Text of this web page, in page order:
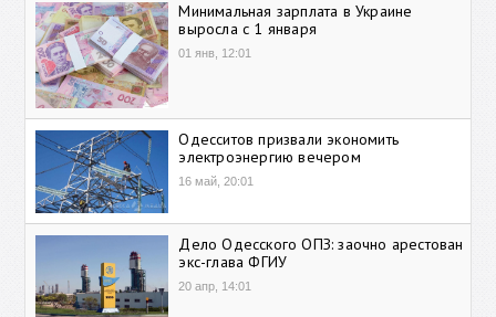
Минимальная зарплата в Украине
выросла с 1 января
01 янв, 12:01
Одесситов призвали экономить
электроэнергию вечером
16 май, 20:01
Дело Одесского ОПЗ: заочно арестован
экс-глава ФГИУ
20 апр, 14:01